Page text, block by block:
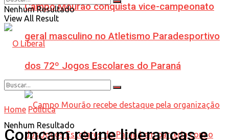
Campo Mourão conquista vice-campeonato
geral masculino no Atletismo Paradesportivo
dos 72º Jogos Escolares do Paraná
Nenhum Resultado
View All Result
Nenhum Resultado
Home Política
Comcam reúne lideranças e